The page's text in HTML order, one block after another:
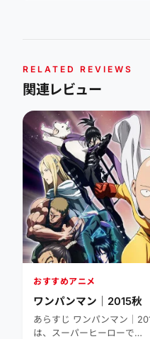
RELATED REVIEWS
関連レビュー
おすすめアニメ
ワンパンマン｜2015秋
あらすじ ワンパンマン｜
は、スーパーヒーローで…